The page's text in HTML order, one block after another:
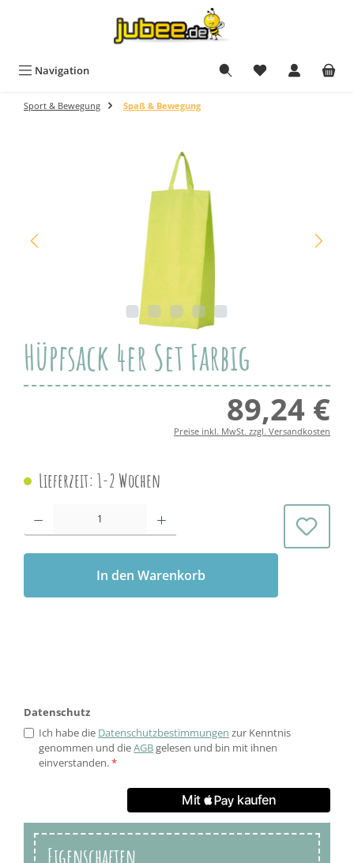
Navigation
Sport & Bewegung Spaß & Bewegung
Hüpfsack 4er Set Farbig
89,24 €
Preise inkl. MwSt. zzgl. Versandkosten
Lieferzeit: 1-2 Wochen
Produkt Anzahl: Gib den gewünschten Wert ein oder benutze die
In den Warenkorb
Datenschutz
Ich habe die Datenschutzbestimmungen zur Kenntnis
genommen und dieAGBgelesen und bin mit ihnen
einverstanden.*
Eigenschaften